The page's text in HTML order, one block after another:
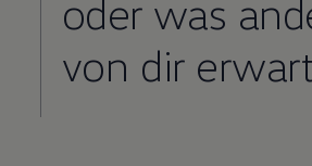
oder was
von dir